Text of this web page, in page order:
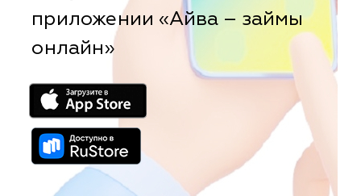
приложении «Айва – займы
онлайн»